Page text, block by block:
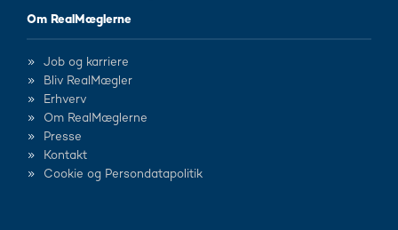
Om RealMæglerne
Job og karriere
Bliv RealMægler
Erhverv
Om RealMæglerne
Presse
Kontakt
Cookie og Persondatapolitik